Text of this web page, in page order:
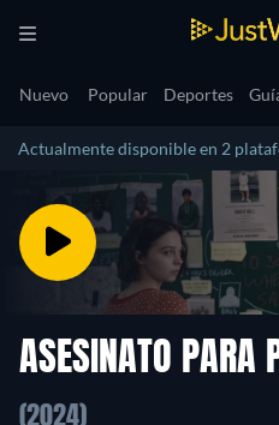
Nuevo Popular Deportes
Actualmente disponible en 2
ASESINATO PARA
(2024)